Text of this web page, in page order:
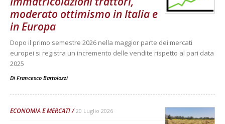
moderato ottimismo in Italia e
in Europa
Dopo il primo semestre 2026 nella maggior parte dei mercati
europei si registra un incremento delle vendite rispetto al pari data
2025
Di Francesco Bartolozzi
ECONOMIA E MERCATI 20 Luglio 2026